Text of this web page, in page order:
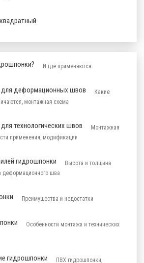
И где применяются
деформационных швов
Какие
монтажная схема
технологических швов
Монтажная
применения, модификации
гидрошпонки
Высота и толщина
деформационного шва
Преимущества и недостатки
Особенности монтажа и технических
гидрошпонки ПВХ гидрошпонки,